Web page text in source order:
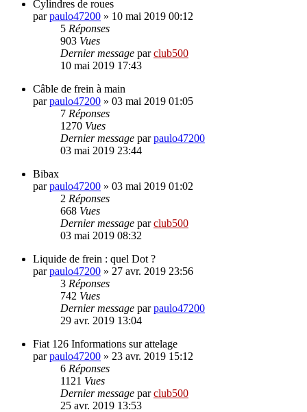
Cylindres de roues
parpaulo47200 » 10 mai 2019 00:12
5 Réponses
903 Vues
Dernier message parclub500
10 mai 2019 17:43
Câble de frein à main
parpaulo47200 » 03 mai 2019 01:05
7 Réponses
1270 Vues
Dernier message parpaulo47200
03 mai 2019 23:44
Bibax
parpaulo47200 » 03 mai 2019 01:02
2 Réponses
668 Vues
Dernier message parclub500
03 mai 2019 08:32
Liquide de frein : quel Dot ?
parpaulo47200 » 27 avr. 2019 23:56
3 Réponses
742 Vues
Dernier message parpaulo47200
29 avr. 2019 13:04
Fiat 126 Informations sur attelage
parpaulo47200 » 23 avr. 2019 15:12
6 Réponses
1121 Vues
Dernier message parclub500
25 avr. 2019 13:53